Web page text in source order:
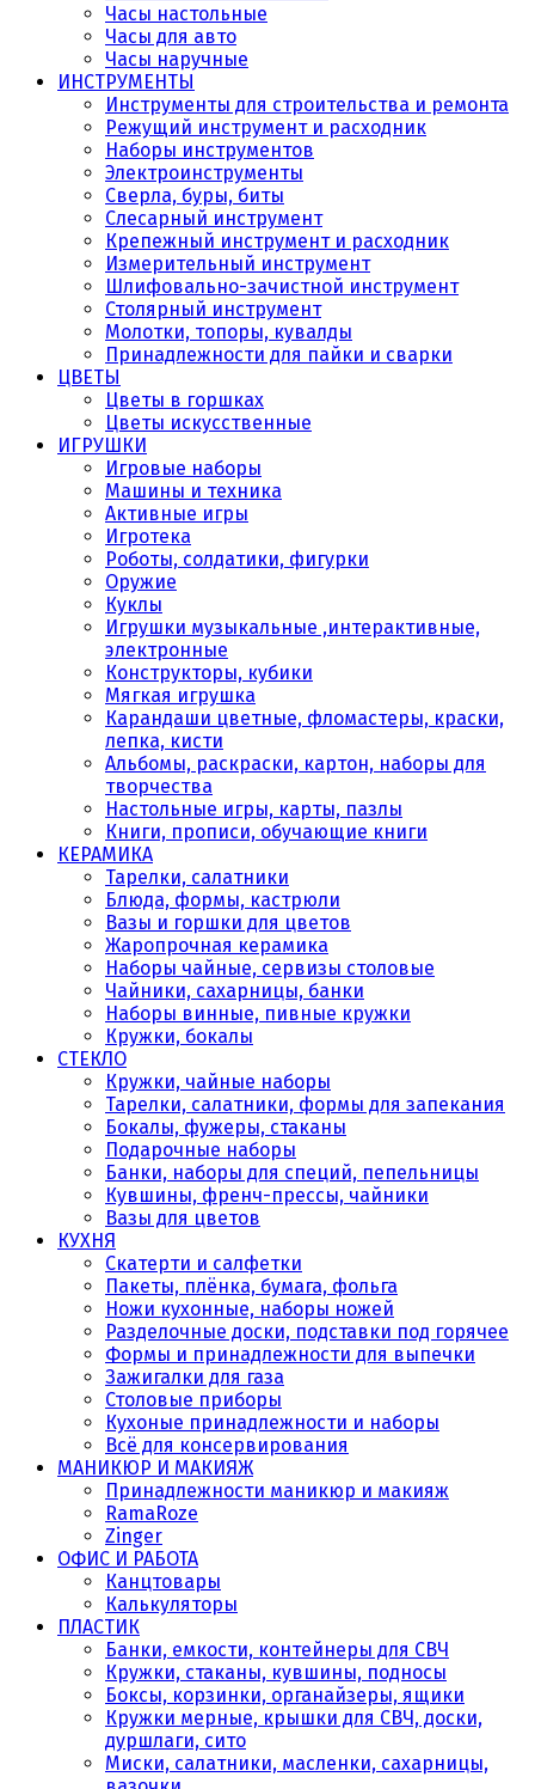
Часы настольные
Часы для авто
Часы наручные
ИНСТРУМЕНТЫ
Инструменты для строительства и ремонта
Режущий инструмент и расходник
Наборы инструментов
Электроинструменты
Сверла, буры, биты
Слесарный инструмент
Крепежный инструмент и расходник
Измерительный инструмент
Шлифовально-зачистной инструмент
Столярный инструмент
Молотки, топоры, кувалды
Принадлежности для пайки и сварки
ЦВЕТЫ
Цветы в горшках
Цветы искусственные
ИГРУШКИ
Игровые наборы
Машины и техника
Активные игры
Игротека
Роботы, солдатики, фигурки
Оружие
Куклы
Игрушки музыкальные ,интерактивные,
электронные
Конструкторы, кубики
Мягкая игрушка
Карандаши цветные, фломастеры, краски,
лепка, кисти
Альбомы, раскраски, картон, наборы для
творчества
Настольные игры, карты, пазлы
Книги, прописи, обучающие книги
КЕРАМИКА
Тарелки, салатники
Блюда, формы, кастрюли
Вазы и горшки для цветов
Жаропрочная керамика
Наборы чайные, сервизы столовые
Чайники, сахарницы, банки
Наборы винные, пивные кружки
Кружки, бокалы
СТЕКЛО
Кружки, чайные наборы
Тарелки, салатники, формы для запекания
Бокалы, фужеры, стаканы
Подарочные наборы
Банки, наборы для специй, пепельницы
Кувшины, френч-прессы, чайники
Вазы для цветов
КУХНЯ
Скатерти и салфетки
Пакеты, плёнка, бумага, фольга
Ножи кухонные, наборы ножей
Разделочные доски, подставки под горячее
Формы и принадлежности для выпечки
Зажигалки для газа
Столовые приборы
Кухоные принадлежности и наборы
Всё для консервирования
МАНИКЮР И МАКИЯЖ
Принадлежности маникюр и макияж
RamaRoze
Zinger
ОФИС И РАБОТА
Канцтовары
Калькуляторы
ПЛАСТИК
Банки, емкости, контейнеры для СВЧ
Кружки, стаканы, кувшины, подносы
Боксы, корзинки, органайзеры, ящики
Кружки мерные, крышки для СВЧ, доски,
дуршлаги, сито
Миски, салатники, масленки, сахарницы,